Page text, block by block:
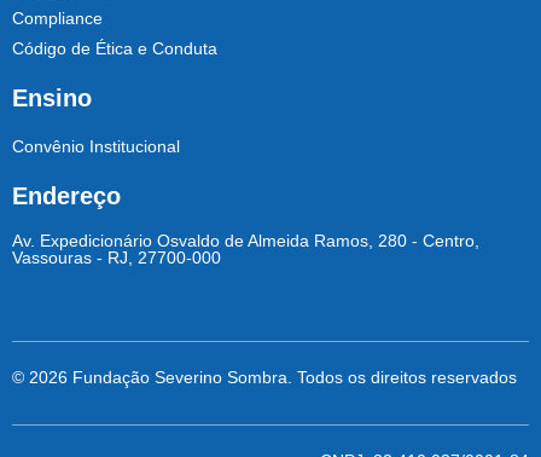
Compliance
Código de Ética e Conduta
Ensino
Convênio Institucional
Endereço
Av. Expedicionário Osvaldo de Almeida Ramos, 280 - Centro,
Vassouras - RJ, 27700-000
© 2026 Fundação Severino Sombra. Todos os direitos reservados